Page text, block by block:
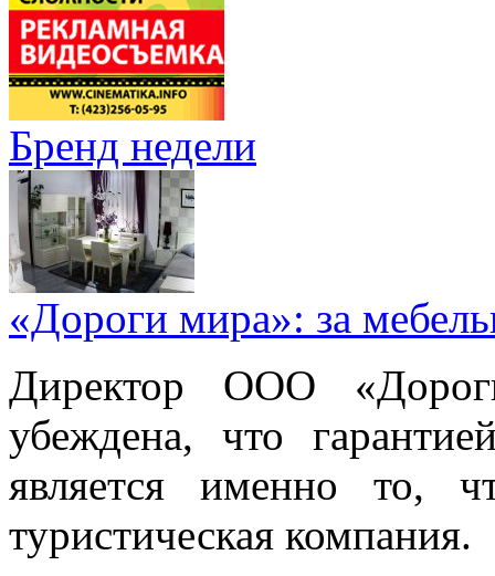
Бренд недели
«Дороги мира»: за
Директор ООО
убеждена, что
является именно то,
туристическая компания.